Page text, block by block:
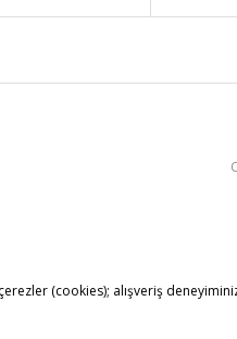
(cookies); alışveriş